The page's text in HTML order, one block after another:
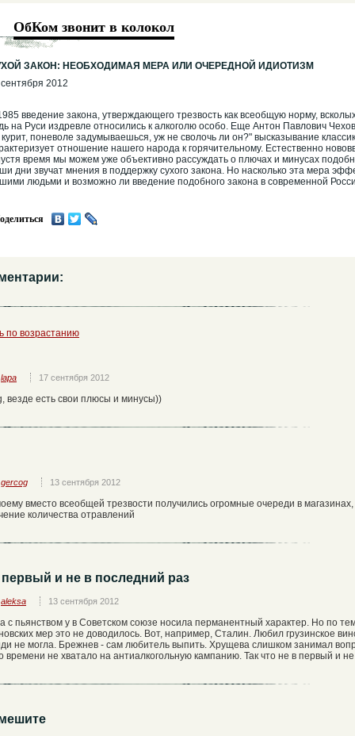
ОбКом звонит в колокол
ЗАКОН: НЕОБХОДИМАЯ МЕРА ИЛИ ОЧЕРЕДНОЙ ИДИОТИЗМ
сентября 2012
введение закона, утверждающего трезвость как всеобщую норму,
на Руси издревле относились к алкоголю особо. Еще Антон Павлович
поневоле задумываешься, уж не сволочь ли он?" высказывание
отношение нашего народа к горячительному. Естественно
время мы можем уже объективно рассуждать о плючах и минусах
дни звучат мнения в поддержку сухого закона. Но насколько эта мера
людьми и возможно ли введение подобного закона в современной
по возрастанию
lapa 17 сентября 2012
везде есть свои плюсы и минусы))
gercog 13 сентября 2012
вместо всеобщей трезвости получились огромные очереди в
количества отравлений
первый и не в последний раз
aleksa 13 сентября 2012
с пьянством у в Советском союзе носила перманентный характер. Но по
мер это не доводилось. Вот, например, Сталин. Любил грузинское
не могла. Брежнев - сам любитель выпить. Хрущева слишком занимал
времени не хватало на антиалкогольную кампанию. Так что не в первый и